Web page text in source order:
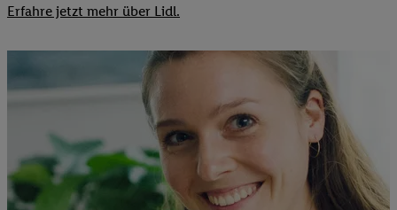
Erfahre jetzt mehr über Lidl.